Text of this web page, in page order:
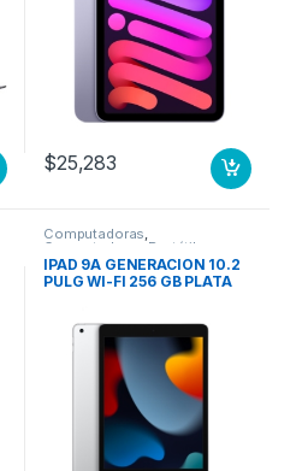
$25,283
Computadoras,
Computadoras Portátiles
IPAD 9A GENERACION 10.2
PULG WI-FI 256 GB PLATA